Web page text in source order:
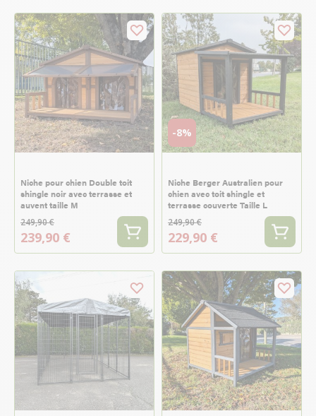
Niche pour chien Double toit
shingle noir avec terrasse et
auvent taille M
249,90 €
239,90 €
-8%
Niche Berger Australien pour
chien avec toit shingle et
terrasse couverte Taille L
249,90 €
229,90 €